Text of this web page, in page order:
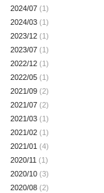
2024/07 (1)
2024/03 (1)
2023/12 (1)
2023/07 (1)
2022/12 (1)
2022/05 (1)
2021/09 (2)
2021/07 (2)
2021/03 (1)
2021/02 (1)
2021/01 (4)
2020/11 (1)
2020/10 (3)
2020/08 (2)